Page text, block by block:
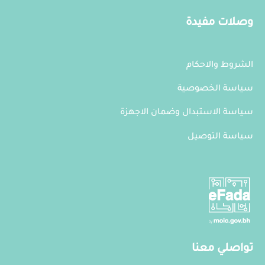
وصلات مفيدة
الشروط والاحكام
سياسة الخصوصية
سياسة الاستبدال وضمان الاجهزة
سياسة التوصيل
تواصلي معنا